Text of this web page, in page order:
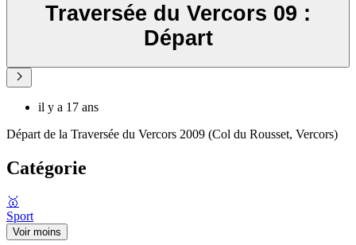
Traversée du Vercors 09 :
Départ
il y a 17 ans
Départ de la Traversée du Vercors 2009 (Col du Rousset, Vercors)
Catégorie
🥇
Sport
Voir moins